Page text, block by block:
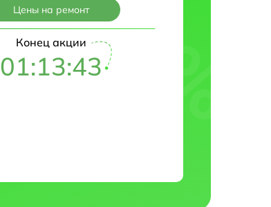
Цены на ремонт
Конец акции
01:13:42